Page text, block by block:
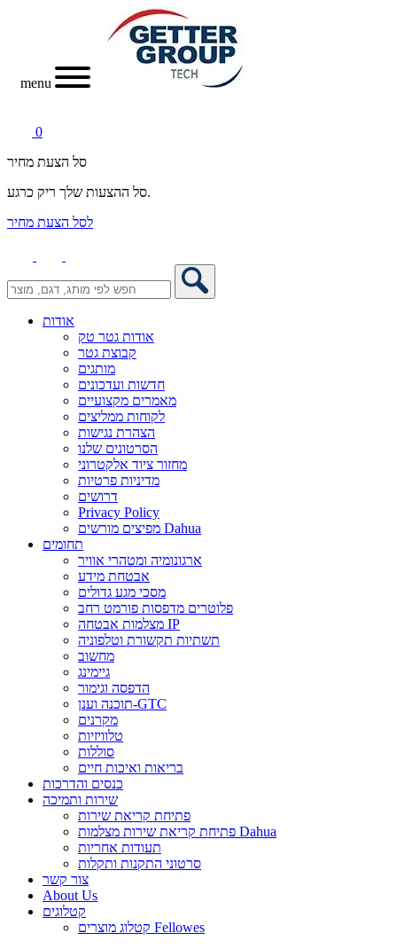
menu
0
סל הצעת מחיר
סל ההצעות שלך ריק כרגע.
לסל הצעת מחיר
אודות
אודות גטר טק
קבוצת גטר
מותגים
חדשות ועדכונים
מאמרים מקצועיים
לקוחות ממליצים
הצהרת נגישות
הסרטונים שלנו
מחזור ציוד אלקטרוני
מדיניות פרטיות
דרושים
Privacy Policy
מפיצים מורשים Dahua
תחומים
ארגונומיה ומטהרי אוויר
אבטחת מידע
מסכי מגע גדולים
פלוטרים מדפסות פורמט רחב
מצלמות אבטחה IP
תשתיות תקשורת וטלפוניה
מחשוב
גיימינג
הדפסה וגימור
תוכנה וענן-GTC
מקרנים
טלוויזיות
סוללות
בריאות ואיכות חיים
כנסים והדרכות
שירות ותמיכה
פתיחת קריאת שירות
פתיחת קריאת שירות מצלמות Dahua
תעודות אחריות
סרטוני התקנות ותקלות
צור קשר
About Us
קטלוגים
קטלוג מוצרים Fellowes